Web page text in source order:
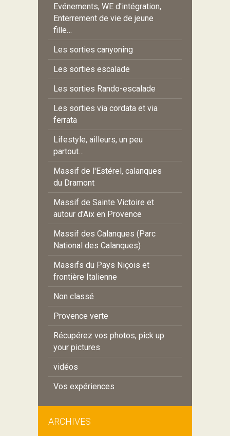
Evénements, WE d'intégration,
Enterrement de vie de jeune
fille…
Les sorties canyoning
Les sorties escalade
Les sorties Rando-escalade
Les sorties via cordata et via
ferrata
Lifestyle, ailleurs, un peu
partout…
Massif de l'Estérel, calanques
du Dramont
Massif de Sainte Victoire et
autour d'Aix en Provence
Massif des Calanques (Parc
National des Calanques)
Massifs du Pays Niçois et
frontière Italienne
Non classé
Provence verte
Récupérez vos photos, pick up
your pictures
vidéos
Vos expériences
ARCHIVES